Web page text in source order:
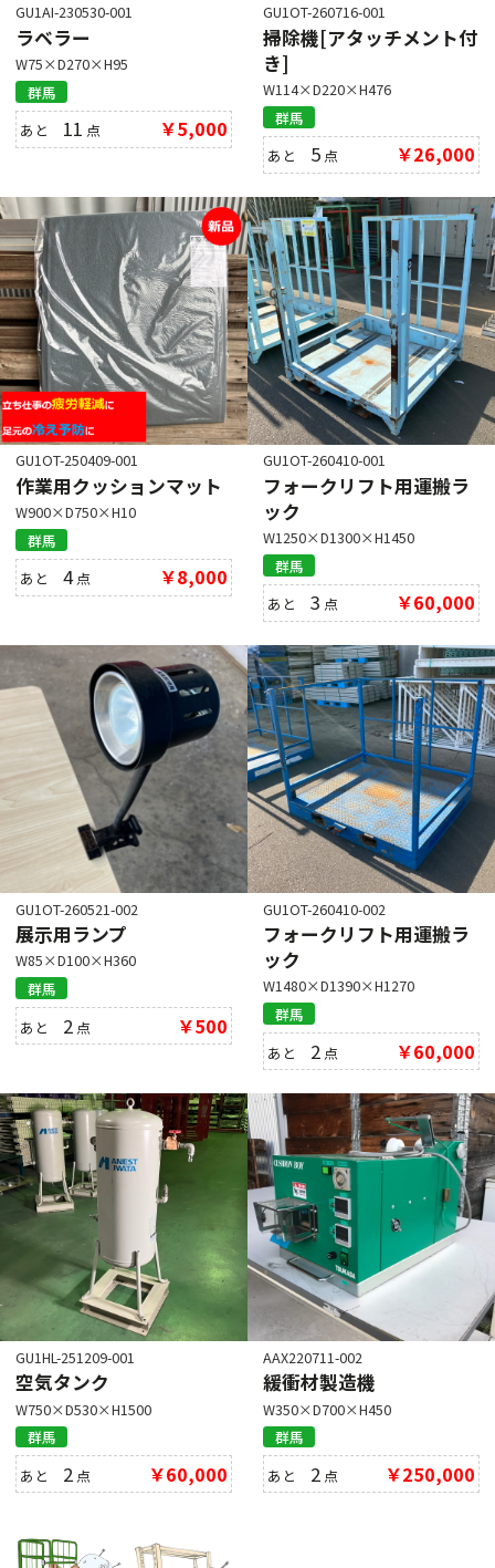
GU1AI-230530-001
ラベラー
W75×D270×H95
群馬
あと 11 点 ￥5,000
GU1OT-260716-001
掃除機[アタッチメント付
き]
W114×D220×H476
群馬
あと 5 点 ￥26,000
GU1OT-250409-001
作業用クッションマット
W900×D750×H10
群馬
あと4点 ￥8,000
GU1OT-260410-001
フォークリフト用運搬ラ
ック
W1250×D1300×H1450
群馬
あと3 点 ￥60,000
GU1OT-260521-002
展示用ランプ
W85×D100×H360
群馬
あと 2 点 ￥500
GU1OT-260410-002
フォークリフト用運搬ラ
ック
W1480×D1390×H1270
群馬
あと 2 点 ￥60,000
GU1HL-251209-001
空気タンク
W750×D530×H1500
群馬
あと 2 点 ￥60,000
AAX220711-002
緩衝材製造機
W350×D700×H450
群馬
あと 2 点 ￥250,000